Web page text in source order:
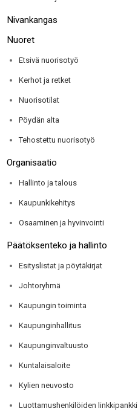
Nivankangas
Nuoret
Etsivä nuorisotyö
Kerhot ja retket
Nuorisotilat
Pöydän alta
Tehostettu nuorisotyö
Organisaatio
Hallinto ja talous
Kaupunkikehitys
Osaaminen ja hyvinvointi
Päätöksenteko ja hallinto
Esityslistat ja pöytäkirjat
Johtoryhmä
Kaupungin toiminta
Kaupunginhallitus
Kaupunginvaltuusto
Kuntalaisaloite
Kylien neuvosto
Luottamushenkilöiden linkkipankki